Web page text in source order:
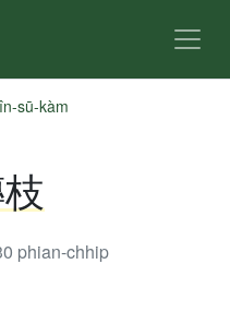
sū-kàm
phian-chhip